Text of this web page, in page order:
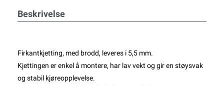
Beskrivelse
Firkantkjetting, med brodd, leveres i 5,5 mm.
Kjettingen er enkel å montere, har lav vekt og gir en støysvak
og stabil kjøreopplevelse.